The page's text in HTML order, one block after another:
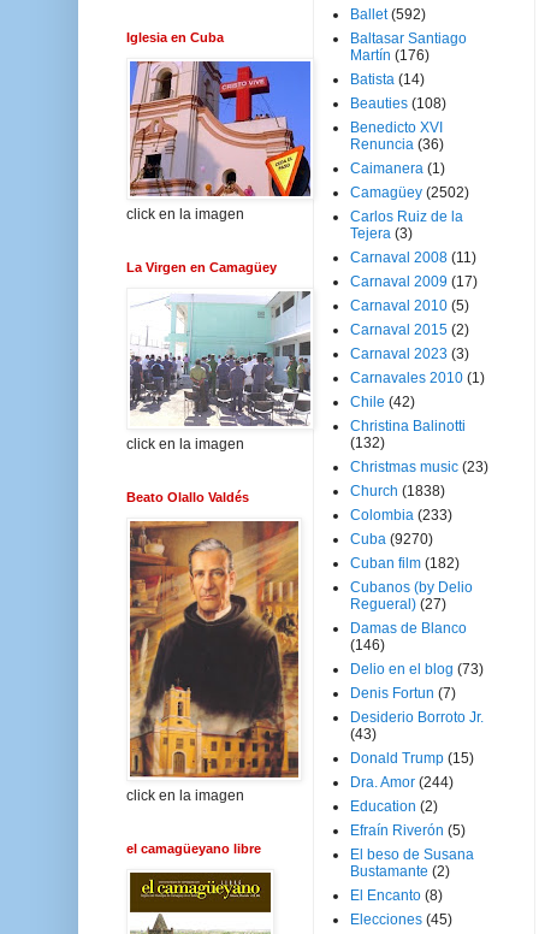
Iglesia en Cuba
click en la imagen
La Virgen en Camagüey
click en la imagen
Beato Olallo Valdés
click en la imagen
el camagüeyano libre
Ballet (592)
Baltasar Santiago
Martín (176)
Batista (14)
Beauties (108)
Benedicto XVI
Renuncia (36)
Caimanera (1)
Camagüey (2502)
Carlos Ruiz de la
Tejera (3)
Carnaval 2008 (11)
Carnaval 2009 (17)
Carnaval 2010 (5)
Carnaval 2015 (2)
Carnaval 2023 (3)
Carnavales 2010 (1)
Chile (42)
Christina Balinotti
(132)
Christmas music (23)
Church (1838)
Colombia (233)
Cuba (9270)
Cuban film (182)
Cubanos (by Delio
Regueral) (27)
Damas de Blanco
(146)
Delio en el blog (73)
Denis Fortun (7)
Desiderio Borroto Jr.
(43)
Donald Trump (15)
Dra. Amor (244)
Education (2)
Efraín Riverón (5)
El beso de Susana
Bustamante (2)
El Encanto (8)
Elecciones (45)